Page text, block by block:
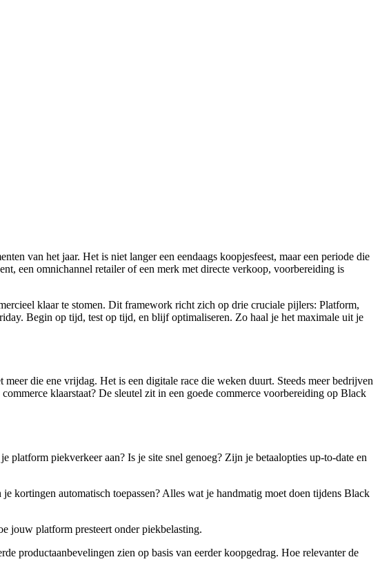
van het jaar. Het is niet langer een eendaags koopjesfeest, maar een periode die
een omnichannel retailer of een merk met directe verkoop, voorbereiding is
klaar te stomen. Dit framework richt zich op drie cruciale pijlers: Platform,
Begin op tijd, test op tijd, en blijf optimaliseren. Zo haal je het maximale uit je
die ene vrijdag. Het is een digitale race die weken duurt. Steeds meer bedrijven
klaarstaat? De sleutel zit in een goede commerce voorbereiding op Black
piekverkeer aan? Is je site snel genoeg? Zijn je betaalopties up-to-date en
kortingen automatisch toepassen? Alles wat je handmatig moet doen tijdens Black
jouw platform presteert onder piekbelasting.
productaanbevelingen zien op basis van eerder koopgedrag. Hoe relevanter de